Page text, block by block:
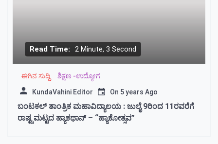
Read Time: 2 Minute, 3 Second
ಈಗಿನ ಸುದ್ದಿ ಶಿಕ್ಷಣ -ಉದ್ಯೋಗ
KundaVahini Editor On 5 years Ago
ಬಂಟಕಲ್ ತಾಂತ್ರಿಕ ಮಹಾವಿದ್ಯಾಲಯ : ಜುಲೈ 9ರಿಂದ 11ರವರೆಗೆ
ರಾಷ್ಟ್ರಮಟ್ಟದ ಹ್ಯಾಕಥಾನ್ – “ಹ್ಯಾಕೋತ್ಸವ”